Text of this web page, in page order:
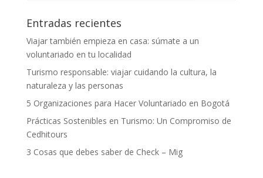
Entradas recientes
Viajar también empieza en casa: súmate a un
voluntariado en tu localidad
Turismo responsable: viajar cuidando la cultura, la
naturaleza y las personas
5 Organizaciones para Hacer Voluntariado en Bogotá
Prácticas Sostenibles en Turismo: Un Compromiso de
Cedhitours
3 Cosas que debes saber de Check – Mig